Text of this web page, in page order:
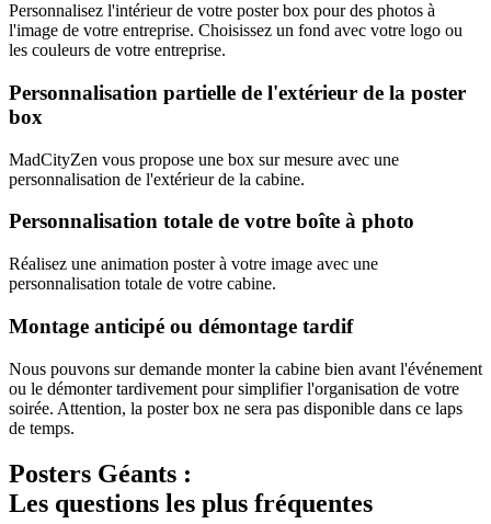
Personnalisez l'intérieur de votre poster box pour des photos à
l'image de votre entreprise. Choisissez un fond avec votre logo ou
les couleurs de votre entreprise.
Personnalisation partielle de l'extérieur de la poster
box
MadCityZen vous propose une box sur mesure avec une
personnalisation de l'extérieur de la cabine.
Personnalisation totale de votre boîte à photo
Réalisez une animation poster à votre image avec une
personnalisation totale de votre cabine.
Montage anticipé ou démontage tardif
Nous pouvons sur demande monter la cabine bien avant l'événement
ou le démonter tardivement pour simplifier l'organisation de votre
soirée. Attention, la poster box ne sera pas disponible dans ce laps
de temps.
Posters Géants :
Les questions les plus fréquentes